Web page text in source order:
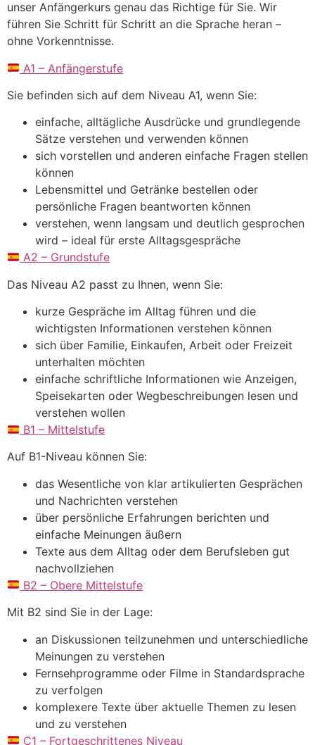
unser Anfängerkurs genau das Richtige für Sie. Wir
führen Sie Schritt für Schritt an die Sprache heran –
ohne Vorkenntnisse.
A1 – Anfängerstufe
Sie befinden sich auf dem Niveau A1, wenn Sie:
einfache, alltägliche Ausdrücke und grundlegende
Sätze verstehen und verwenden können
sich vorstellen und anderen einfache Fragen stellen
können
Lebensmittel und Getränke bestellen oder
persönliche Fragen beantworten können
verstehen, wenn langsam und deutlich gesprochen
wird – ideal für erste Alltagsgespräche
A2 – Grundstufe
Das Niveau A2 passt zu Ihnen, wenn Sie:
kurze Gespräche im Alltag führen und die
wichtigsten Informationen verstehen können
sich über Familie, Einkaufen, Arbeit oder Freizeit
unterhalten möchten
einfache schriftliche Informationen wie Anzeigen,
Speisekarten oder Wegbeschreibungen lesen und
verstehen wollen
B1 – Mittelstufe
Auf B1-Niveau können Sie:
das Wesentliche von klar artikulierten Gesprächen
und Nachrichten verstehen
über persönliche Erfahrungen berichten und
einfache Meinungen äußern
Texte aus dem Alltag oder dem Berufsleben gut
nachvollziehen
B2 – Obere Mittelstufe
Mit B2 sind Sie in der Lage:
an Diskussionen teilzunehmen und unterschiedliche
Meinungen zu verstehen
Fernsehprogramme oder Filme in Standardsprache
zu verfolgen
komplexere Texte über aktuelle Themen zu lesen
und zu verstehen
C1 – Fortgeschrittenes Niveau